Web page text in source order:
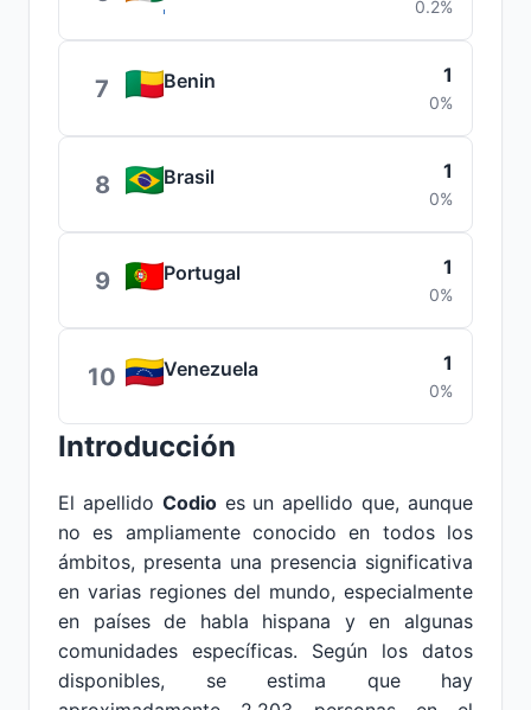
0.2%
7 Benin 1
0%
8 Brasil 1
0%
9 Portugal 1
0%
10 Venezuela 1
0%
Introducción
El apellido Codioes un apellido que, aunque
no es ampliamente conocido en todos los
ámbitos, presenta una presencia significativa
en varias regiones del mundo, especialmente
en países de habla hispana y en algunas
comunidades específicas. Según los datos
disponibles, se estima que hay